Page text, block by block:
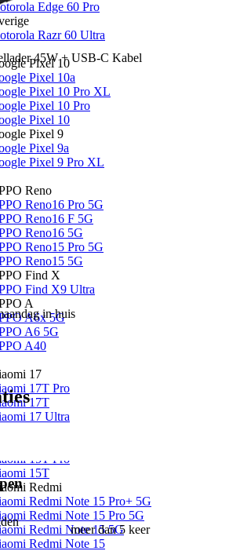
Edge 60 Pro
Razr 60 Ultra
Pixel 10
Pixel 10a
Pixel 10 Pro XL
Pixel 10 Pro
Pixel 10
Pixel 9
Pixel 9a
Pixel 9 Pro XL
Reno
Reno16 Pro 5G
Reno16 F 5G
Reno16 5G
Reno15 Pro 5G
Reno15 5G
Find X
Find X9 Ultra
A
A6x 5G
A6 5G
A40
17
17T Pro
17T
17 Ultra
15T Pro
15T
Redmi
Redmi Note 15 Pro+ 5G
Redmi Note 15 Pro 5G
Redmi Note 15 5G
Redmi Note 15
45W + USB-C Kabel
in huis
meer dan 5 keer